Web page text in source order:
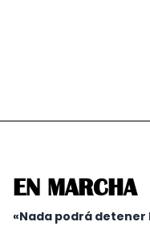
EN MARCHA
«Nada podrá detener